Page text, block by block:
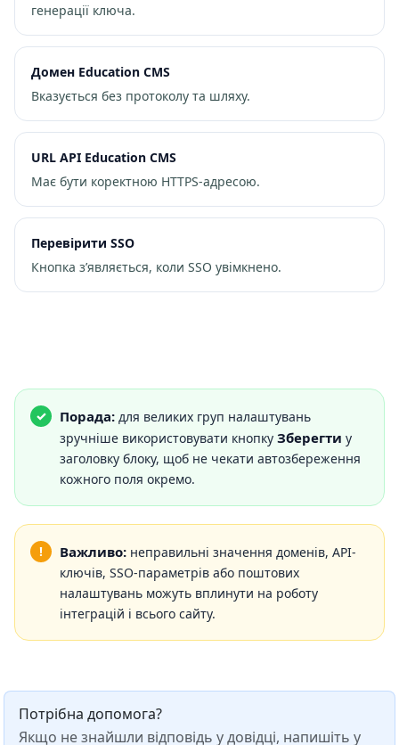
генерації ключа.
Домен Education CMS
Вказується без протоколу та шляху.
URL API Education CMS
Має бути коректною HTTPS-адресою.
Перевірити SSO
Кнопка з’являється, коли SSO увімкнено.
Порада: для великих груп налаштувань
зручніше використовувати кнопку Зберегти у
заголовку блоку, щоб не чекати автозбереження
кожного поля окремо.
Важливо: неправильні значення доменів, API-
ключів, SSO-параметрів або поштових
налаштувань можуть вплинути на роботу
інтеграцій і всього сайту.
Потрібна допомога?
Якщо не знайшли відповідь у довідці, напишіть у